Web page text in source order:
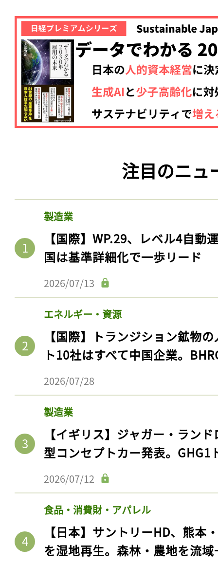
注目のニュ
製造業
【国際】WP.29、レベル4自動
国は基準詳細化で一歩リード
2026/07/13
エネルギー・資源
【国際】トランジション鉱物
ト10社はすべて中国企業。
2026/07/28
製造業
【イギリス】ジャガー・ラン
型コンセプトカー発表。GHG1
2026/07/12
食品・消費財・アパレル
【日本】サントリーHD、熊本
を湿地再生。森林・農地を流